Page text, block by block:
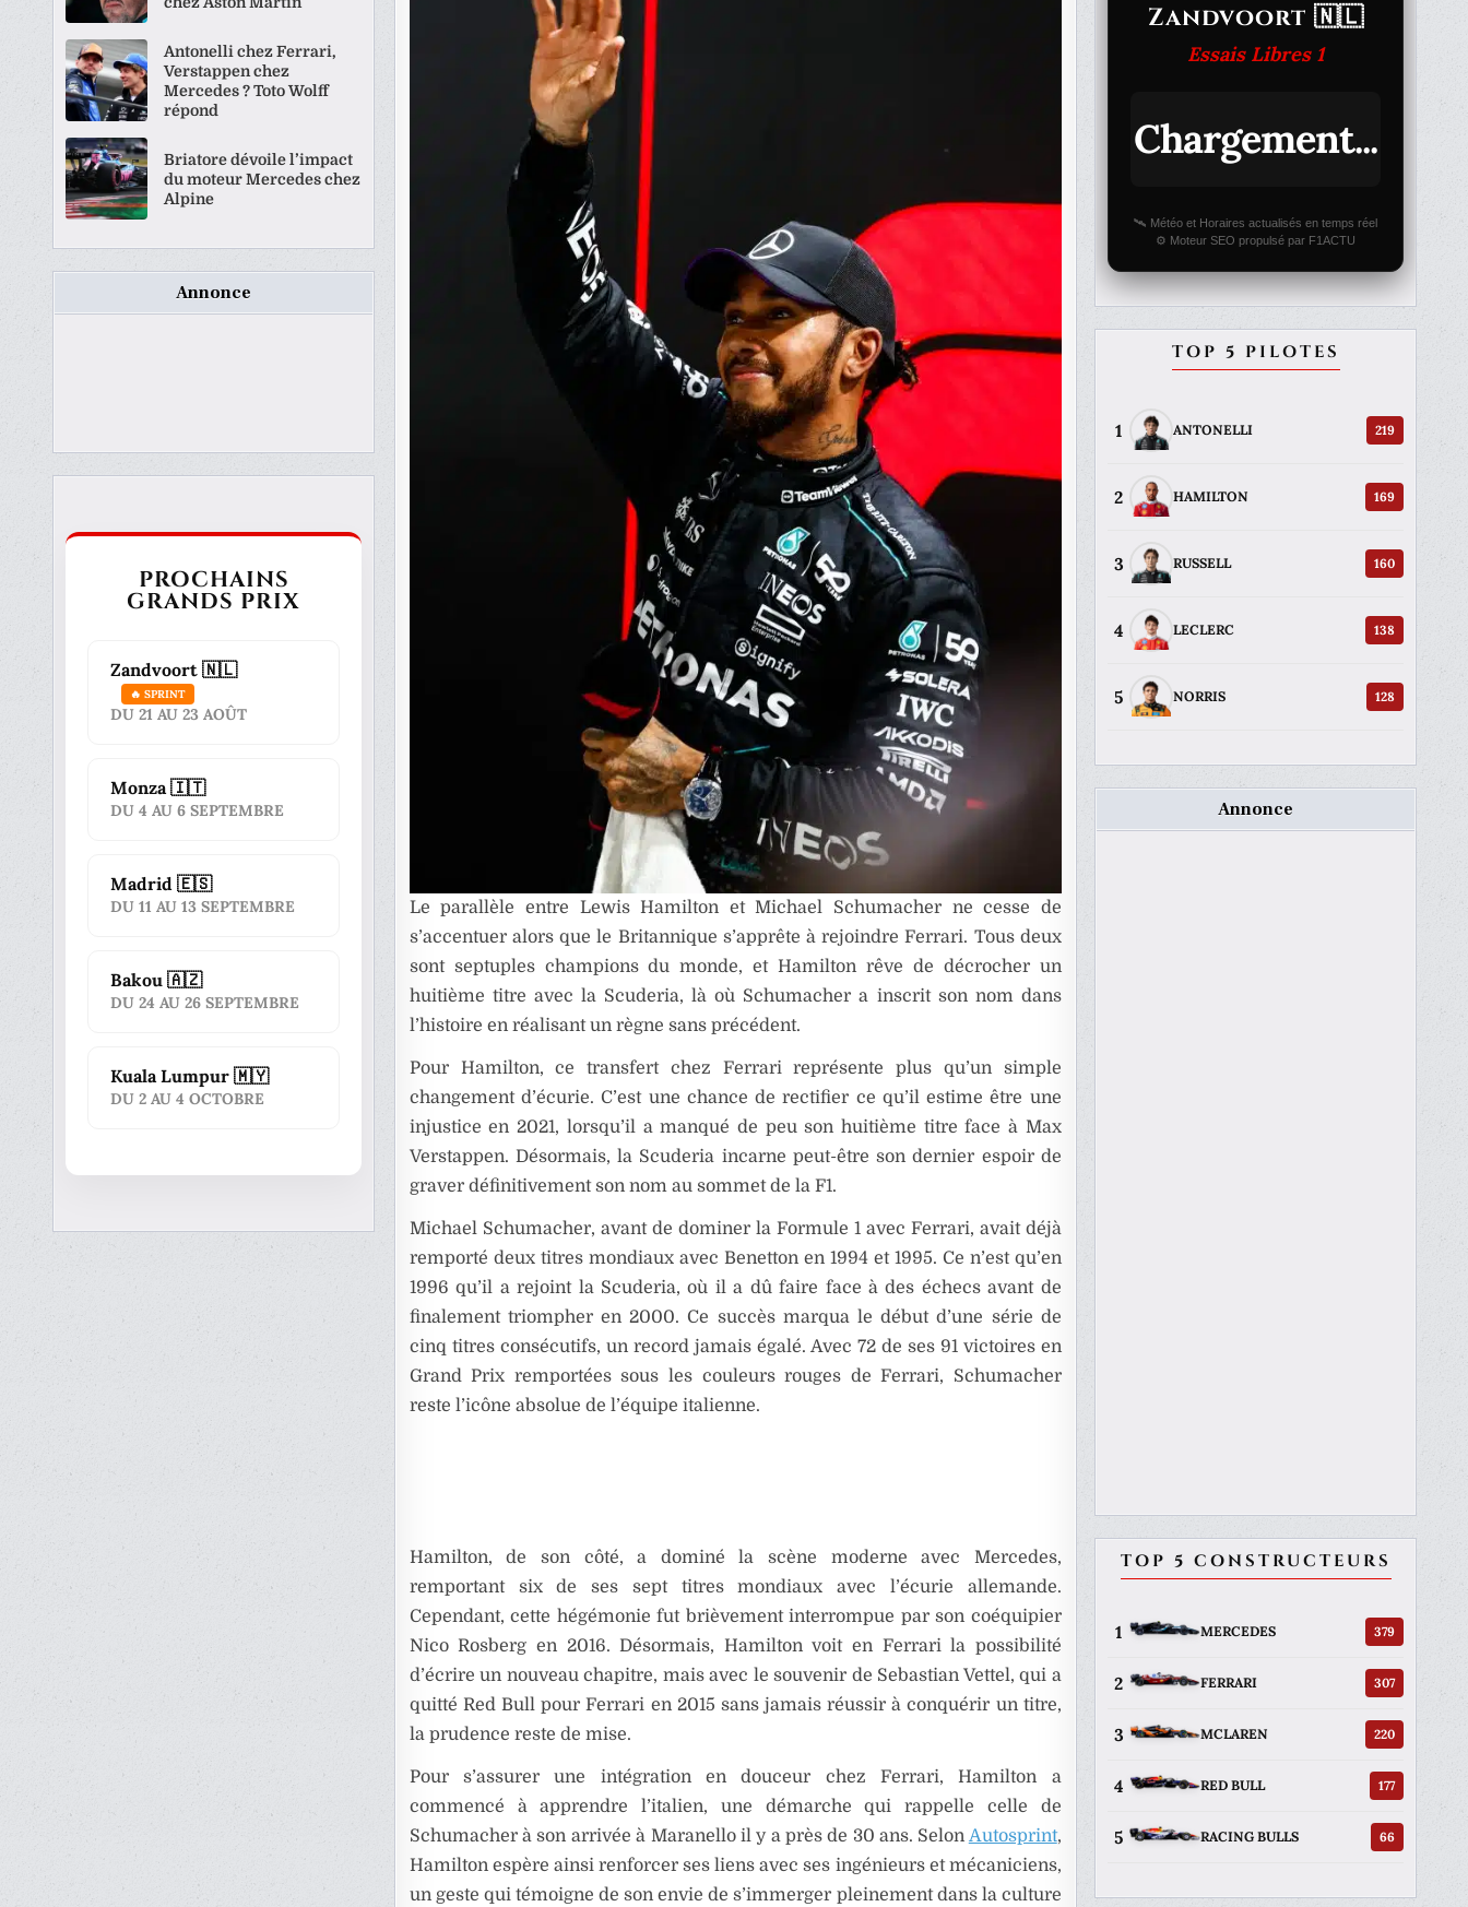
Le parallèle entre Lewis Hamilton et Michael Schumacher ne cesse de
s’accentuer alors que le Britannique s’apprête à rejoindre Ferrari. Tous deux
sont septuples champions du monde, et Hamilton rêve de décrocher un
huitième titre avec la Scuderia, là où Schumacher a inscrit son nom dans
l’histoire en réalisant un règne sans précédent.
Pour Hamilton, ce transfert chez Ferrari représente plus qu’un simple
changement d’écurie. C’est une chance de rectifier ce qu’il estime être une
injustice en 2021, lorsqu’il a manqué de peu son huitième titre face à Max
Verstappen. Désormais, la Scuderia incarne peut-être son dernier espoir de
graver définitivement son nom au sommet de la F1.
Michael Schumacher, avant de dominer la Formule 1 avec Ferrari, avait déjà
remporté deux titres mondiaux avec Benetton en 1994 et 1995. Ce n’est qu’en
1996 qu’il a rejoint la Scuderia, où il a dû faire face à des échecs avant de
finalement triompher en 2000. Ce succès marqua le début d’une série de
cinq titres consécutifs, un record jamais égalé. Avec 72 de ses 91 victoires en
Grand Prix remportées sous les couleurs rouges de Ferrari, Schumacher
reste l’icône absolue de l’équipe italienne.
Hamilton, de son côté, a dominé la scène moderne avec Mercedes,
remportant six de ses sept titres mondiaux avec l’écurie allemande.
Cependant, cette hégémonie fut brièvement interrompue par son coéquipier
Nico Rosberg en 2016. Désormais, Hamilton voit en Ferrari la possibilité
d’écrire un nouveau chapitre, mais avec le souvenir de Sebastian Vettel, qui a
quitté Red Bull pour Ferrari en 2015 sans jamais réussir à conquérir un titre,
la prudence reste de mise.
Pour s’assurer une intégration en douceur chez Ferrari, Hamilton a
commencé à apprendre l’italien, une démarche qui rappelle celle de
Schumacher à son arrivée à Maranello il y a près de 30 ans. Selon Autosprint,
Hamilton espère ainsi renforcer ses liens avec ses ingénieurs et mécaniciens,
un geste qui témoigne de son envie de s’immerger pleinement dans la culture
Antonelli chez Ferrari,
Verstappen chez
Mercedes ? Toto Wolff
répond
Briatore dévoile l’impact
du moteur Mercedes chez
Alpine
Annonce
PROCHAINS
GRANDS PRIX
Zandvoort 🇳🇱
🔥 SPRINT
DU 21 AU 23 AOÛT
Monza 🇮🇹
DU 4 AU 6 SEPTEMBRE
Madrid 🇪🇸
DU 11 AU 13 SEPTEMBRE
Bakou 🇦🇿
DU 24 AU 26 SEPTEMBRE
Kuala Lumpur 🇲🇾
DU 2 AU 4 OCTOBRE
Zandvoort 🇳🇱
Essais Libres 1
Chargement...
🛰️ Météo et Horaires actualisés en temps réel
⚙️ Moteur SEO propulsé par F1ACTU
TOP 5 PILOTES
1 ANTONELLI 219
2 HAMILTON 169
3 RUSSELL 160
4 LECLERC 138
5 NORRIS 128
Annonce
TOP 5 CONSTRUCTEURS
1 MERCEDES 379
2 FERRARI 307
3 MCLAREN 220
4 RED BULL 177
5 RACING BULLS 66